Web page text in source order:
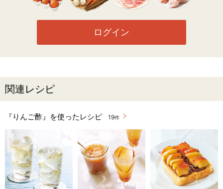
ログイン
関連レシピ
『りんご酢』を使ったレシピ 19件